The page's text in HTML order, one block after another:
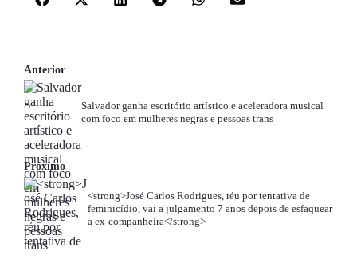
Anterior
Salvador ganha escritório artístico e aceleradora musical
com foco em mulheres negras e pessoas trans
Próximo
<strong>José Carlos Rodrigues, réu por tentativa de
feminicídio, vai a julgamento 7 anos depois de esfaquear
a ex-companheira</strong>